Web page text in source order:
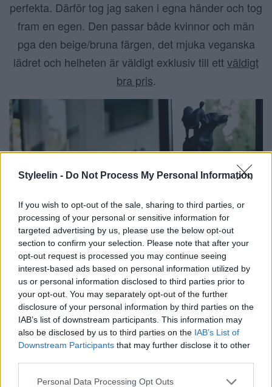
Styleelin - Do Not Process My Personal Information
If you wish to opt-out of the sale, sharing to third parties, or
processing of your personal or sensitive information for
targeted advertising by us, please use the below opt-out
section to confirm your selection. Please note that after your
opt-out request is processed you may continue seeing
interest-based ads based on personal information utilized by
us or personal information disclosed to third parties prior to
your opt-out. You may separately opt-out of the further
disclosure of your personal information by third parties on the
IAB’s list of downstream participants. This information may
also be disclosed by us to third parties on the IAB’s List of
Downstream Participants that may further disclose it to other
Personal Data Processing Opt Outs
perfekta. Därför tog jag saken i egna händer och tog
fram en egen. Den passar både kvinnor och män
pga den beige/bruna färgen, det mjuka veganska
lädret och helheten är väldigt exklusiv till ettväldigt
bra pris.